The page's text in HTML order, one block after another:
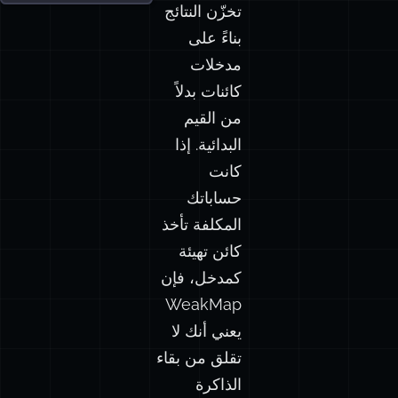
تخزّن النتائج
بناءً على
مدخلات
كائنات بدلاً
من القيم
البدائية. إذا
كانت
حساباتك
المكلفة تأخذ
كائن تهيئة
كمدخل، فإن
WeakMap
يعني أنك لا
تقلق من بقاء
الذاكرة